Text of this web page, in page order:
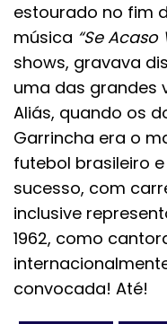
estourado no fim
música “Se Acaso
shows, gravava
uma das grandes
Aliás, quando os
Garrincha era o
futebol brasileiro
sucesso, com
inclusive
1962, como
convocada! Até!